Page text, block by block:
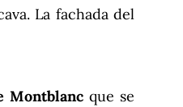
La fachada del
Montblancque se